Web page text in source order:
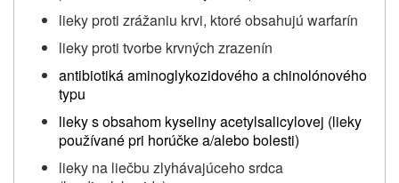
lieky proti zrážaniu krvi, ktoré obsahujú warfarín
lieky proti tvorbe krvných zrazenín
antibiotiká aminoglykozidového a chinolónového
typu
lieky s obsahom kyseliny acetylsalicylovej (lieky
používané pri horúčke a/alebo bolesti)
lieky na liečbu zlyhávajúceho srdca